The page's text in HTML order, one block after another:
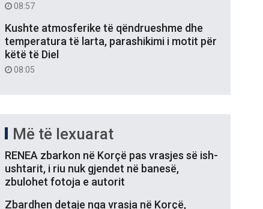
08:57
Kushte atmosferike të qëndrueshme dhe
temperatura të larta, parashikimi i motit për
këtë të Diel
08:05
Më të lexuarat
RENEA zbarkon në Korçë pas vrasjes së ish-
ushtarit, i riu nuk gjendet në banesë,
zbulohet fotoja e autorit
Zbardhen detaje nga vrasja në Korçë,